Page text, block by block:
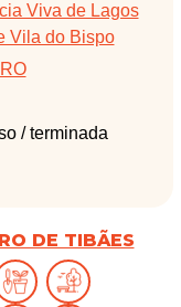
Viva de Lagos
Vila do Bispo
/ terminada
DE TIBÃES